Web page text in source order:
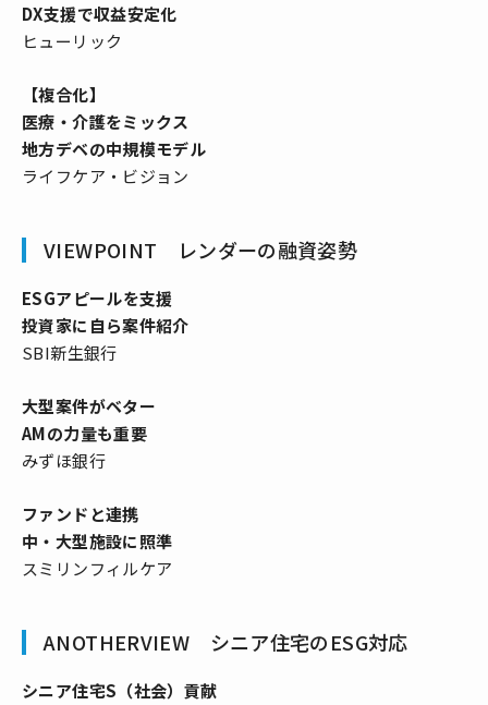
DX支援で収益安定化
ヒューリック
【複合化】
医療・介護をミックス
地方デベの中規模モデル
ライフケア・ビジョン
VIEWPOINT レンダーの融資姿勢
ESGアピールを支援
投資家に自ら案件紹介
SBI新生銀行
大型案件がベター
AMの力量も重要
みずほ銀行
ファンドと連携
中・大型施設に照準
スミリンフィルケア
ANOTHERVIEW シニア住宅のESG対応
シニア住宅S（社会）貢献